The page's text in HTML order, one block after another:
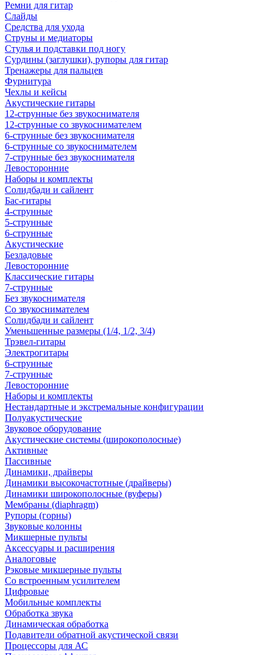
Ремни для гитар
Слайды
Средства для ухода
Струны и медиаторы
Стулья и подставки под ногу
Сурдины (заглушки), рупоры для гитар
Тренажеры для пальцев
Фурнитура
Чехлы и кейсы
Акустические гитары
12-струнные без звукоснимателя
12-струнные со звукоснимателем
6-струнные без звукоснимателя
6-струнные со звукоснимателем
7-струнные без звукоснимателя
Левосторонние
Наборы и комплекты
Солидбади и сайлент
Бас-гитары
4-струнные
5-струнные
6-струнные
Акустические
Безладовые
Левосторонние
Классические гитары
7-струнные
Без звукоснимателя
Со звукоснимателем
Солидбади и сайлент
Уменьшенные размеры (1/4, 1/2, 3/4)
Трэвел-гитары
Электрогитары
6-струнные
7-струнные
Левосторонние
Наборы и комплекты
Нестандартные и экстремальные конфигурации
Полуакустические
Звуковое оборудование
Акустические системы (широкополосные)
Активные
Пассивные
Динамики, драйверы
Динамики высокочастотные (драйверы)
Динамики широкополосные (вуферы)
Мембраны (diaphragm)
Рупоры (горны)
Звуковые колонны
Микшерные пульты
Аксессуары и расширения
Аналоговые
Рэковые микшерные пульты
Со встроенным усилителем
Цифровые
Мобильные комплекты
Обработка звука
Динамическая обработка
Подавители обратной акустической связи
Процессоры для АС